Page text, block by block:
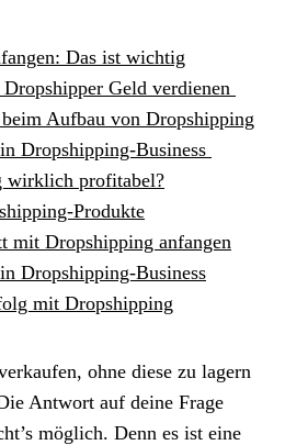
Das ist wichtig
Geld verdienen
Aufbau von Dropshipping
Dropshipping-Business
wirklich profitabel?
Produkte
mit Dropshipping anfangen
Dropshipping-Business
mit Dropshipping
ohne diese zu lagern
Antwort auf deine Frage
möglich. Denn es ist eine